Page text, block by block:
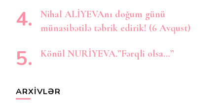
Nihal ALİYEVAnı doğum günü
münasibətilə təbrik edirik! (6 Avqust)
Könül NURİYEVA.”Fərqli olsa…”
ARXIVLƏR